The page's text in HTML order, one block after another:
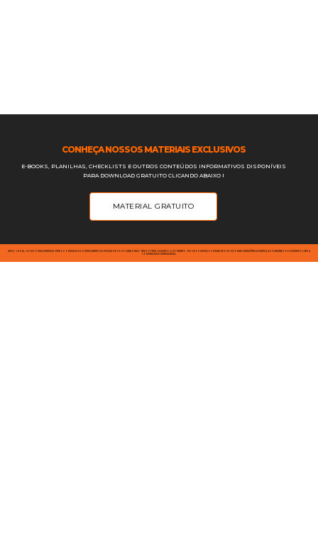
CONHEÇA NOSSOS MATERIAIS EXCLUSIVOS
E-BOOKS, PLANILHAS, CHECKLISTS E OUTROS CONTEÚDOS INFORMATIVOS DISPONÍVEIS
PARA DOWNLOAD GRATUITO CLICANDO ABAIXO ⭣
MATERIAL GRATUITO
AVISO LEGAL: SOMOS UMA EMPRESA JÚNIOR OPERADA POR ESTUDANTES DA UFSCAR DE SOROCABA E NÃO TEMOS FINS LUCRATIVOS; PORTANTO, NOSSOS SERVIÇOS VISAM PROPORCIONAR EXPERIÊNCIA PRÁTICA AOS MEMBROS E DESENVOLVER A
COMUNIDADE EMPRESARIAL.